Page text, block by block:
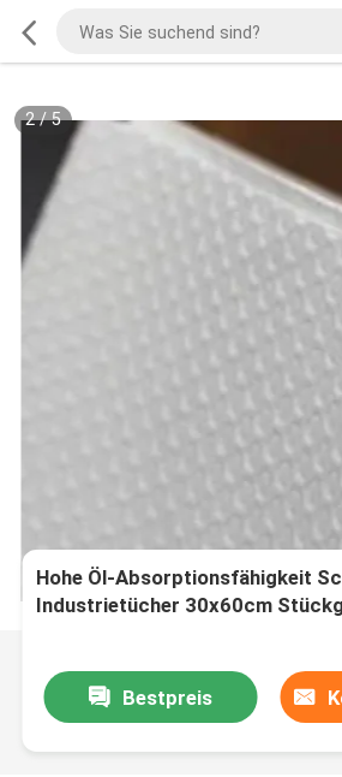
2/5
Hohe Öl-Absorptionsfähigkeit
Industrietücher 30x60cm
Bestpreis